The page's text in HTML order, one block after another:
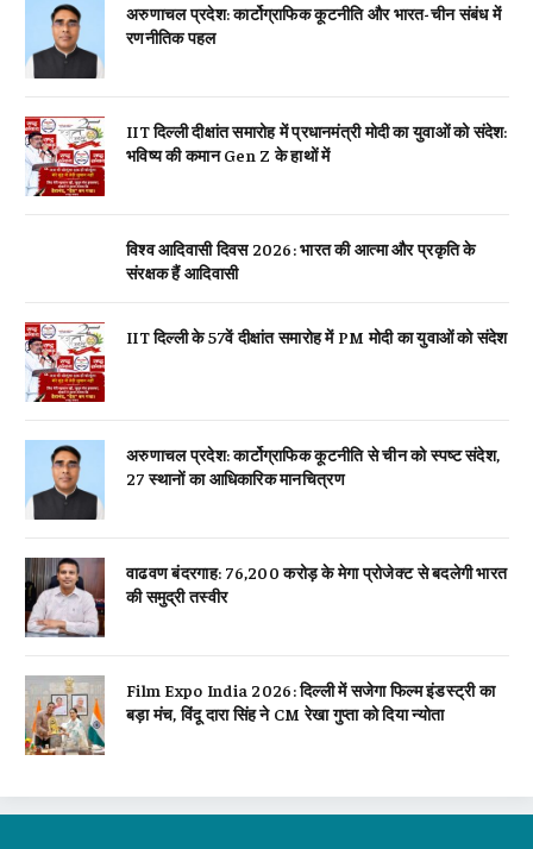
अरुणाचल प्रदेश: कार्टोग्राफिक कूटनीति और भारत-चीन संबंध में
रणनीतिक पहल
IIT दिल्ली दीक्षांत समारोह में प्रधानमंत्री मोदी का युवाओं को संदेश:
भविष्य की कमान Gen Z के हाथों में
विश्व आदिवासी दिवस 2026: भारत की आत्मा और प्रकृति के
संरक्षक हैं आदिवासी
IIT दिल्ली के 57वें दीक्षांत समारोह में PM मोदी का युवाओं को संदेश
अरुणाचल प्रदेश: कार्टोग्राफिक कूटनीति से चीन को स्पष्ट संदेश,
27 स्थानों का आधिकारिक मानचित्रण
वाढवण बंदरगाह: 76,200 करोड़ के मेगा प्रोजेक्ट से बदलेगी भारत
की समुद्री तस्वीर
Film Expo India 2026: दिल्ली में सजेगा फिल्म इंडस्ट्री का
बड़ा मंच, विंदू दारा सिंह ने CM रेखा गुप्ता को दिया न्योता